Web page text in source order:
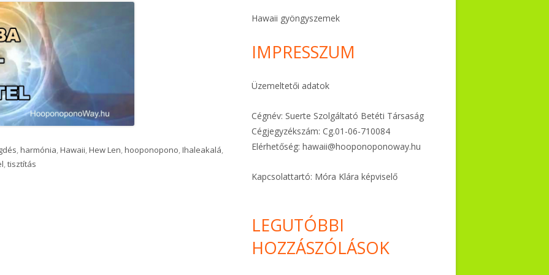
FÉLELEMOLDÓ HO’OPONOPONO
,harmónia,Hawaii,Hew Len,hooponopono,Ihaleakalá,
,tisztítás
Hawaii gyöngyszemek
IMPRESSZUM
Üzemeltetői adatok
Cégnév: Suerte Szolgáltató Betéti Társaság
Cégjegyzékszám: Cg.01-06-710084
Elérhetőség:hawaii@hooponoponoway.hu
Kapcsolattartó: Móra Klára képviselő
LEGUTÓBBI
HOZZÁSZÓLÁSOK